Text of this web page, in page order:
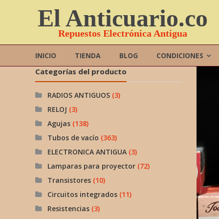
El Anticuario.co
Repuestos Electrónica Antigua
INICIO TIENDA BLOG CONDICIONES
Categorías del producto
RADIOS ANTIGUOS (3)
RELOJ (3)
Agujas (138)
Tubos de vacío (363)
ELECTRONICA ANTIGUA (3)
Lamparas para proyector (72)
Transistores (10)
Circuitos integrados (11)
Resistencias (3)